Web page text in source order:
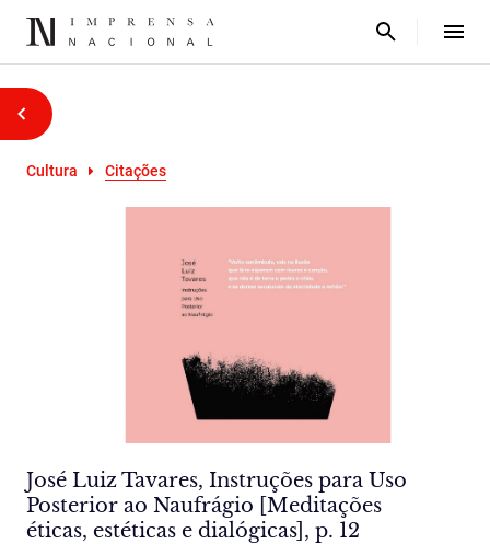
Cultura Citações
José Luiz Tavares, Instruções para Uso
Posterior ao Naufrágio [Meditações
éticas, estéticas e dialógicas], p. 12